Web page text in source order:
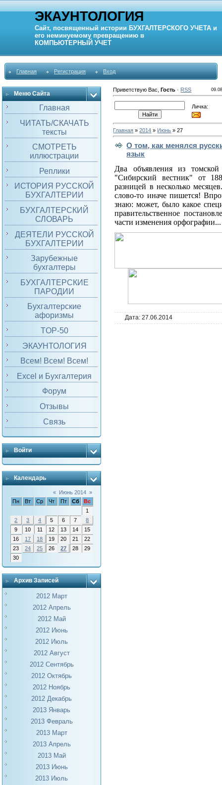
ЭКАУНТОЛОГИЯ
Сайт, посвященный истории БУХГАЛТЕРСКОГО УЧЕТА и
его неминуемому превращению в
КОМПЬЮТЕРНЫЙ УЧЕТ
Главная Регистрация Вход
Меню Сайта
Главная
ЧИТАТЬ/СКАЧАТЬ
тексты
СМОТРЕТЬ
иллюстрации
Реплики
ИСТОРИЯ РУССКОЙ
БУХГАЛТЕРИИ
БУХГАЛТЕРСКИЙ
СЛОВАРЬ
ДЕЯТЕЛИ РУССКОЙ
БУХГАЛТЕРИИ
Зарубежные
бухгалтеры
БУХГАЛТЕРСКИЕ
ПАРОДИИ
Бухгалтерские
афоризмы
TOP-50
ЭКАУНТОЛОГИЯ
Всем! Всем! Всем!
Excel и Бухгалтерия
Форум
Отзывы
Связь
Войти
Календарь
« Июнь 2014 »
Пн
Вт Ср Чт Пт Сб
Вс
1
2
3 4 5 6 7
8
9
10 11 12 13 14
15
16
17 18 19 20 21
22
23
24 25 26 27 28
29
30
Архив Записей
2012 Март
2012 Апрель
2012 Май
2012 Июнь
2012 Июль
2012 Август
2012 Сентябрь
2012 Октябрь
2012 Ноябрь
2012 Декабрь
2013 Январь
2013 Февраль
2013 Март
2013 Апрель
2013 Май
2013 Июнь
2013 Июль
Приветствую Вас ,Гость · RSS
Личка:
Главная »2014 » Июнь » 27
О том, как менялся
язык
Два объявления из томской
"Сибирский вестник" от
разницей в несколько
слово-то иначе пишется!
знаю: может, было какое
правительственное
части изменения орфографии...
Дата:27.06.2014